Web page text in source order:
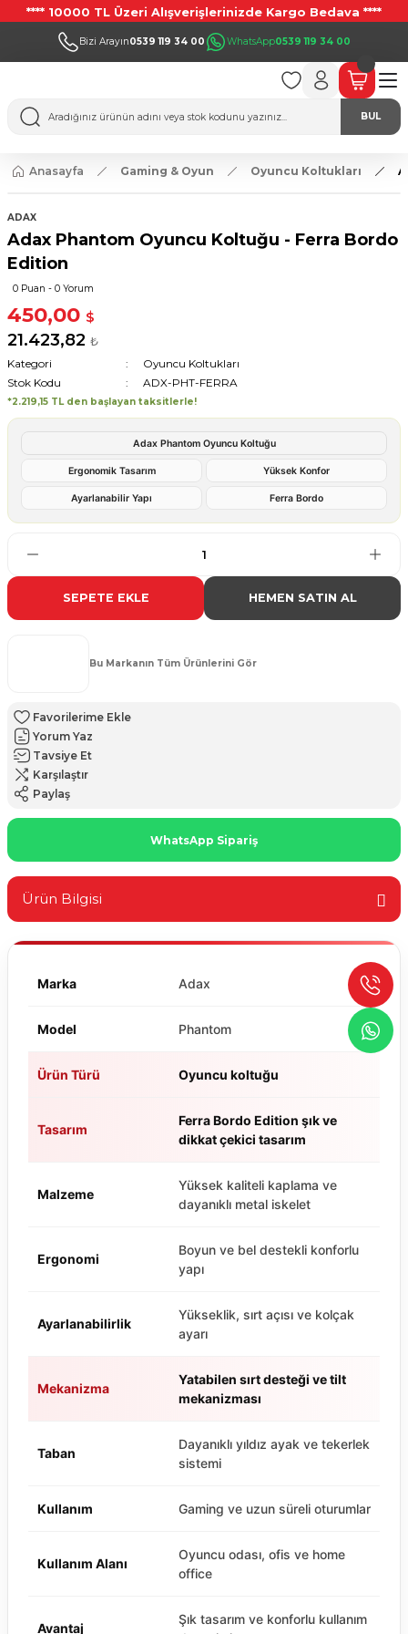
**** 10000 TL Üzeri Alışverişlerinizde Kargo Bedava ****
Bizi Arayın0539 119 34 00 WhatsApp0539 119 34 00
BUL
Anasayfa Gaming & Oyun Oyuncu Koltukları
ADAX
Adax Phantom Oyuncu Koltuğu - Ferra Bordo
Edition
0 Puan - 0 Yorum
450,00 $
21.423,82 ₺
Kategori
Oyuncu Koltukları
Stok Kodu
ADX-PHT-FERRA
*2.219,15 TL den başlayan taksitlerle!
Adax Phantom Oyuncu Koltuğu
Ergonomik Tasarım Yüksek Konfor
Ayarlanabilir Yapı Ferra Bordo
SEPETE EKLE HEMEN SATIN AL
Bu Markanın Tüm Ürünlerini Gör
Yorum Yaz
Tavsiye Et
Karşılaştır
Paylaş
WhatsApp Sipariş
Ürün Bilgisi
Marka Adax
Model Phantom
Ürün Türü Oyuncu koltuğu
Tasarım
Ferra Bordo Edition şık ve
dikkat çekici tasarım
Malzeme
Yüksek kaliteli kaplama ve
dayanıklı metal iskelet
Ergonomi
Boyun ve bel destekli konforlu
yapı
Ayarlanabilirlik
Yükseklik, sırt açısı ve kolçak
ayarı
Mekanizma
Yatabilen sırt desteği ve tilt
mekanizması
Taban
Dayanıklı yıldız ayak ve tekerlek
sistemi
Kullanım Gaming ve uzun süreli oturumlar
Kullanım Alanı
Oyuncu odası, ofis ve home
office
Avantaj
Şık tasarım ve konforlu kullanım